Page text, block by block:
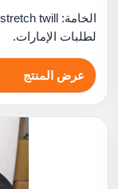
لطلبات الإمارات.
عرض المنتج